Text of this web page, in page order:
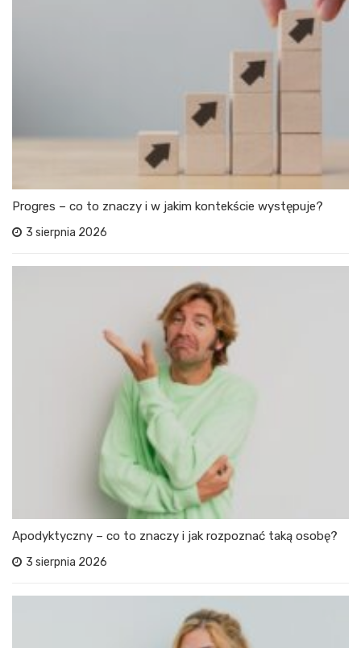
Progres – co to znaczy i w jakim kontekście występuje?
3 sierpnia 2026
Apodyktyczny – co to znaczy i jak rozpoznać taką osobę?
3 sierpnia 2026